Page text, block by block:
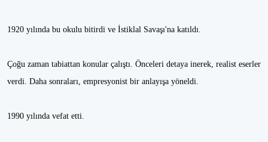
1920 yılında bu okulu bitirdi ve İstiklal Savaşı'na katıldı.
Çoğu zaman tabiattan konular çalıştı. Önceleri detaya inerek, realist eserler
verdi. Daha sonraları, empresyonist bir anlayışa yöneldi.
1990 yılında vefat etti.